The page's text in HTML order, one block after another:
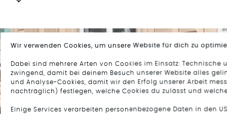
Wir verwenden Cookies, um unsere Website für dich zu
Dabei sind mehrere Arten von Cookies im Einsatz:
zwingend, damit bei deinem Besuch unserer Website alles
und Analyse-Cookies, damit wir den Erfolg unserer Arbeit
nachträglich) festlegen, welche Cookies du zulässt und
Einige Services verarbeiten personenbezogene Daten in den